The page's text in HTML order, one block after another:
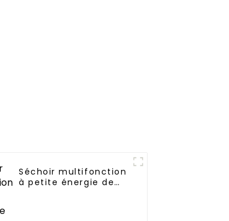
Séchoir multifonction
à petite énergie de